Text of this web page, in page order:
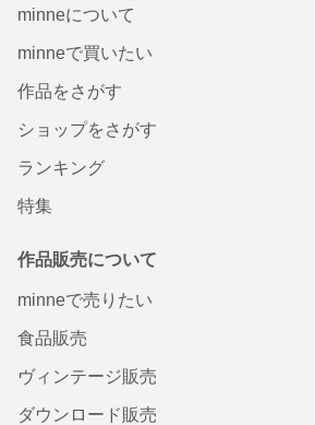
minneについて
minneで買いたい
作品をさがす
ショップをさがす
ランキング
特集
作品販売について
minneで売りたい
食品販売
ヴィンテージ販売
ダウンロード販売